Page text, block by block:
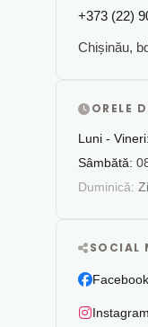
+373 (22)
Chișinău,
ORELE
Luni - Vineri:
Sâmbătă:
Duminică:
SOCIAL
Facebook
Instagram